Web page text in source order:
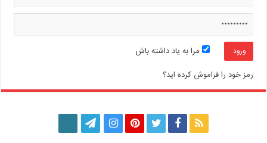
مرا به یاد داشته باش
رمز خود را فراموش کرده اید؟